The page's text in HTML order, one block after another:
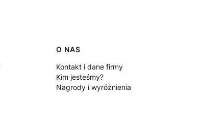
O NAS
Kontakt i dane firmy
Kim jesteśmy?
Nagrody i wyróżnienia